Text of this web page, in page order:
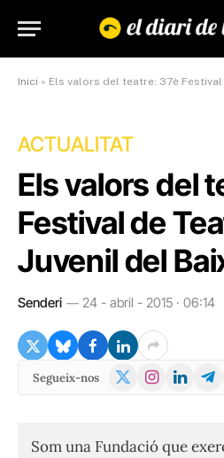
Inici » Els valors del teatre: 37è Festival de
ACTUALITAT
Els valors del
Festival de
Juvenil del
Senderi 24 - abril - 2015 · 06:14
Segueix-nos
X
Instagram
LinkedIn
Som una Fundació que